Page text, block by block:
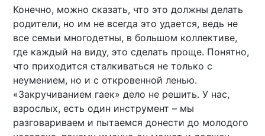
Конечно, можно сказать, что это должны делать
родители, но им не всегда это удается, ведь не
все семьи многодетны, в большом коллективе,
где каждый на виду, это сделать проще. Понятно,
что приходится сталкиваться не только с
неумением, но и с откровенной ленью.
«Закручиванием гаек» дело не решить. У нас,
взрослых, есть один инструмент – мы
разговариваем и пытаемся донести до молодого